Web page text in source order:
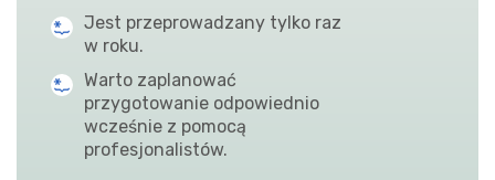
Jest przeprowadzany tylko raz
w roku.
Warto zaplanować
przygotowanie odpowiednio
wcześnie z pomocą
profesjonalistów.